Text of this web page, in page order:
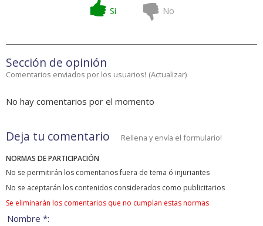
Si No
Sección de opinión
Comentarios enviados por los usuarios! (Actualizar)
No hay comentarios por el momento
Deja tu comentario Rellena y envía el formulario!
NORMAS DE PARTICIPACIÓN
No se permitirán los comentarios fuera de tema ó injuriantes
No se aceptarán los contenidos considerados como publicitarios
Se eliminarán los comentarios que no cumplan estas normas
Nombre *: